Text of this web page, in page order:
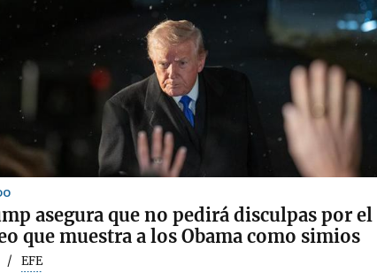
asegura que no pedirá disculpas por el
que muestra a los Obama como simios
EFE